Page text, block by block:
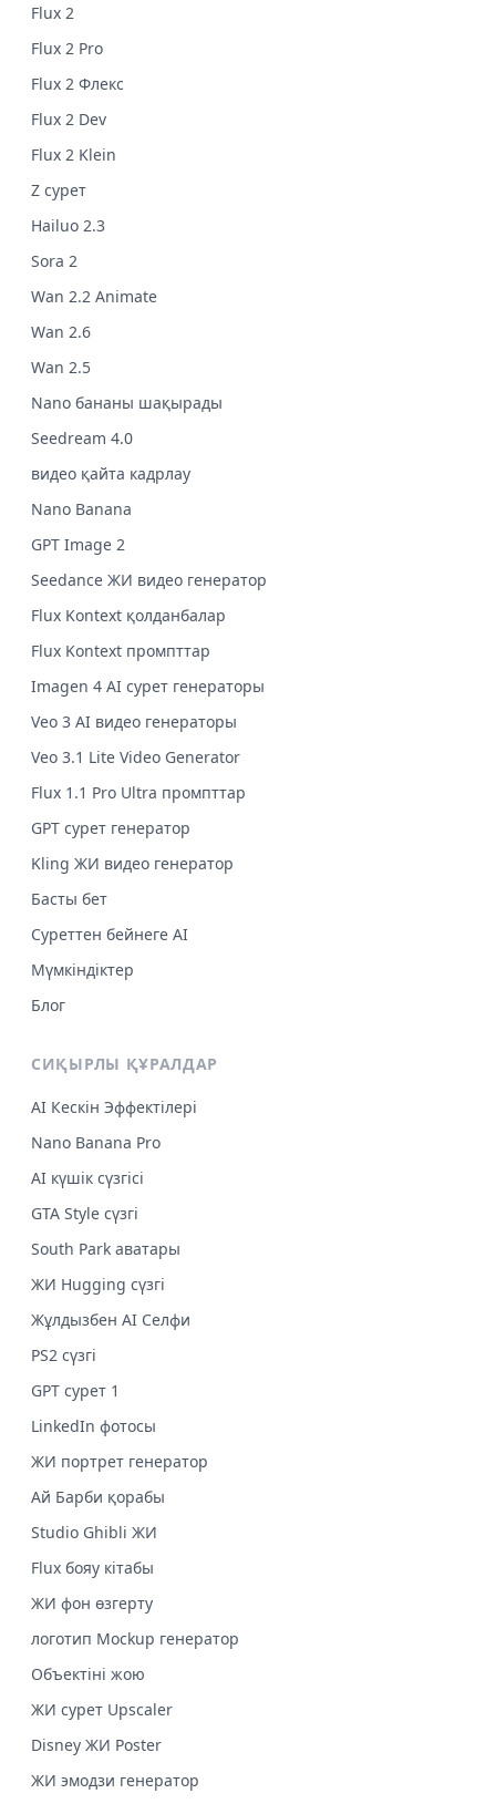
Flux 2
Flux 2 Pro
Flux 2 Флекс
Flux 2 Dev
Flux 2 Klein
Z сурет
Hailuo 2.3
Sora 2
Wan 2.2 Animate
Wan 2.6
Wan 2.5
Nano бананы шақырады
Seedream 4.0
видео қайта кадрлау
Nano Banana
GPT Image 2
Seedance ЖИ видео генератор
Flux Kontext қолданбалар
Flux Kontext промпттар
Imagen 4 AI сурет генераторы
Veo 3 AI видео генераторы
Veo 3.1 Lite Video Generator
Flux 1.1 Pro Ultra промпттар
GPT сурет генератор
Kling ЖИ видео генератор
Басты бет
Суреттен бейнеге AI
Мүмкіндіктер
Блог
СИҚЫРЛЫ ҚҰРАЛДАР
AI Кескін Эффектілері
Nano Banana Pro
AI күшік сүзгісі
GTA Style сүзгі
South Park аватары
ЖИ Hugging сүзгі
Жұлдызбен AI Селфи
PS2 сүзгі
GPT сурет 1
LinkedIn фотосы
ЖИ портрет генератор
Ай Барби қорабы
Studio Ghibli ЖИ
Flux бояу кітабы
ЖИ фон өзгерту
логотип Mockup генератор
Объектіні жою
ЖИ сурет Upscaler
Disney ЖИ Poster
ЖИ эмодзи генератор